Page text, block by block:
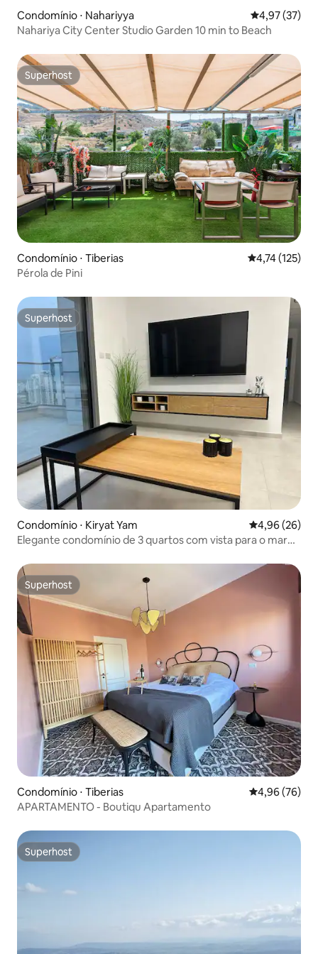
Condomínio ⋅ Nahariyya 4,97 de uma
4,97 (37)
Nahariya City Center Studio Garden 10 min to Beach
Superhost
Superhost
Condomínio ⋅ Tiberias 4,74 de uma
4,74 (125)
Pérola de Pini
Superhost
Superhost
Condomínio ⋅ Kiryat Yam 4,96 de uma
4,96 (26)
Elegante condomínio de 3 quartos com vista para o mar
Superhost
Superhost
Condomínio ⋅ Tiberias 4,96 de uma
4,96 (76)
APARTAMENTO - Boutiqu Apartamento
Superhost
Superhost